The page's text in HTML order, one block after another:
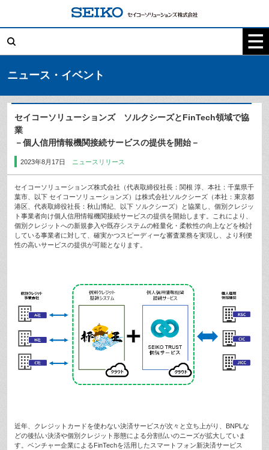
索:
ニュース・イベント
セイコーソリューションズ ソルクシーズとFinTech領域で協
業
－個人信用情報機関接続サービスの提供を開始－
2023年8月17日 ニュースリリース
セイコーソリューションズ株式会社（代表取締役社長：関根 淳、本社：千葉県千
葉市、以下 セイコーソリューションズ）は株式会社ソルクシーズ（本社：東京都
港区、代表取締役社長：秋山博紀、以下 ソルクシーズ）と協業し、個別クレジッ
ト事業者向け個人信用情報機関接続サービスの提供を開始します。これにより、
個別クレジットへの新規参入や既存システムの軽量化・柔軟性の向上などを検討
している事業者に対して、確実かつスピーディーな審査業務を実現し、より利便
性の高いサービスの提供が可能となります。
近年、クレジットカードを使わない決済サービスが次々と立ち上がり、BNPLな
どの後払い決済や個別クレジット形態による分割払いのニーズが拡大していま
す。ベンチャー企業によるFinTechを活用したスマートフォン新決済サービス